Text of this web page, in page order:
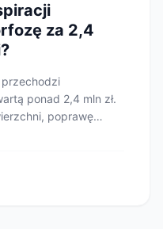
za 2,4
przechodzi
ponad 2,4 mln zł.
poprawę